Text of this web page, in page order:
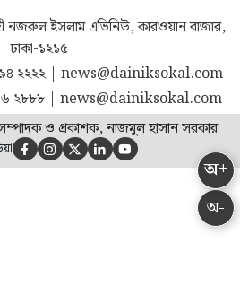
অ-
অ+
নজরুল ইসলাম এভিনিউ, কারওয়ান বাজার,
ঢাকা-১২১৫
২২২২| news@dainiksokal.com
২৮৮৮| news@dainiksokal.com
ও প্রকাশক, নাজমুল হাসান সরকার
    